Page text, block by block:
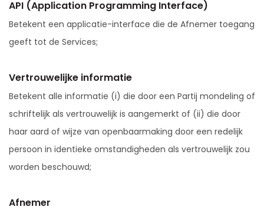
API (Application Programming Interface)
Betekent een applicatie-interface die de Afnemer toegang
geeft tot de Services;
Vertrouwelijke informatie
Betekent alle informatie (i) die door een Partij mondeling of
schriftelijk als vertrouwelijk is aangemerkt of (ii) die door
haar aard of wijze van openbaarmaking door een redelijk
persoon in identieke omstandigheden als vertrouwelijk zou
worden beschouwd;
Afnemer